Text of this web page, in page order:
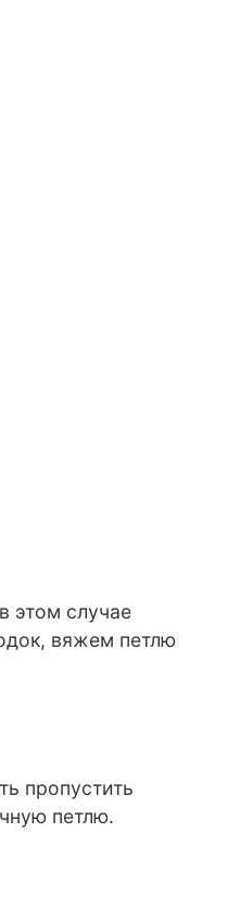
этом случае
вяжем петлю
пропустить
петлю.